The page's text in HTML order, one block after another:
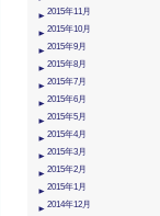
2015年11月
2015年10月
2015年9月
2015年8月
2015年7月
2015年6月
2015年5月
2015年4月
2015年3月
2015年2月
2015年1月
2014年12月